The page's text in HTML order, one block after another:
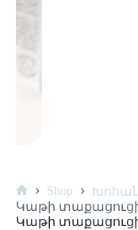
Shop
Կաթի
Կաթի